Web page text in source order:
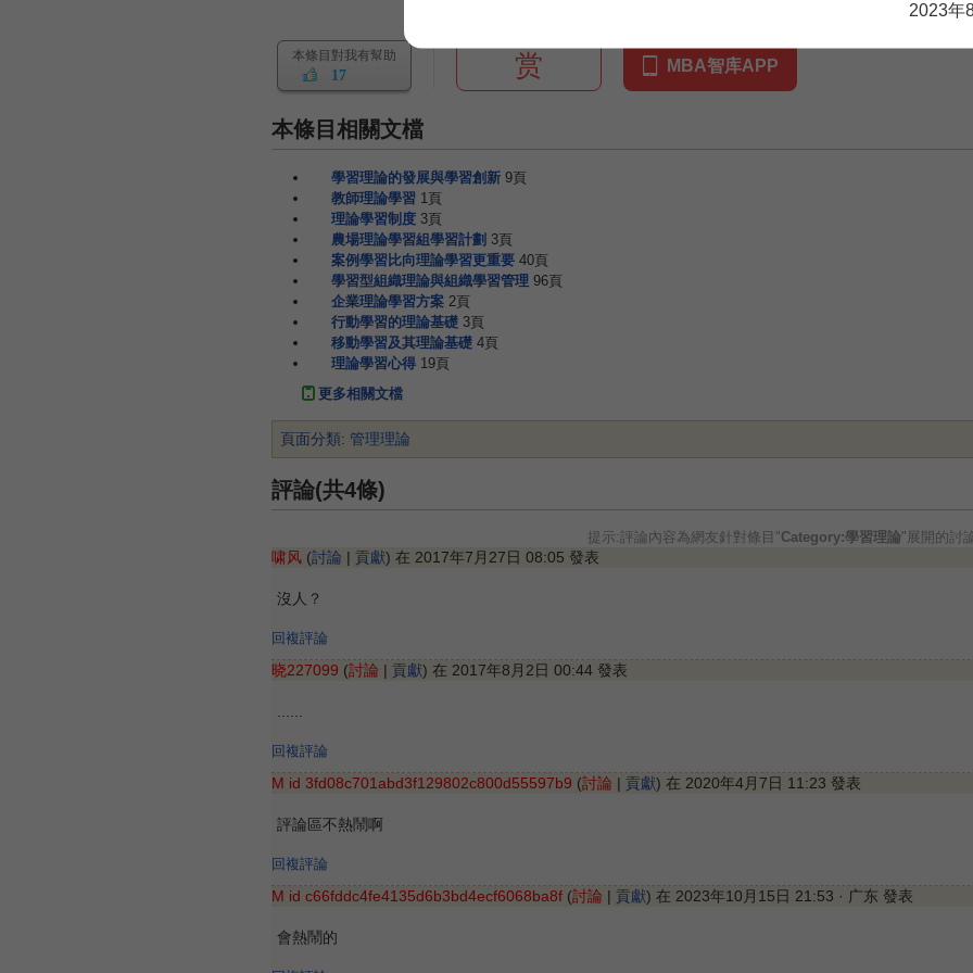
本條目對我有幫助
17 赏 MBA智库APP
本條目相關文檔
學習理論的發展與學習創新 9頁
教師理論學習 1頁
理論學習制度 3頁
農場理論學習組學習計劃 3頁
案例學習比向理論學習更重要 40頁
學習型組織理論與組織學習管理 96頁
企業理論學習方案 2頁
行動學習的理論基礎 3頁
移動學習及其理論基礎 4頁
理論學習心得 19頁
更多相關文檔
頁面分類: 管理理論
評論(共4條)
提示:評論內容為網友針對條目"Category:學習理論"展開的討
啸风 (討論 | 貢獻) 在 2017年7月27日 08:05 發表
沒人？
回複評論
晓227099 (討論 | 貢獻) 在 2017年8月2日 00:44 發表
......
回複評論
M id 3fd08c701abd3f129802c800d55597b9 (討論 | 貢獻) 在 2020年4月7日 11:23 發表
評論區不熱鬧啊
回複評論
M id c66fddc4fe4135d6b3bd4ecf6068ba8f (討論 | 貢獻) 在 2023年10月15日 21:53 · 广东 發表
會熱鬧的
2023年